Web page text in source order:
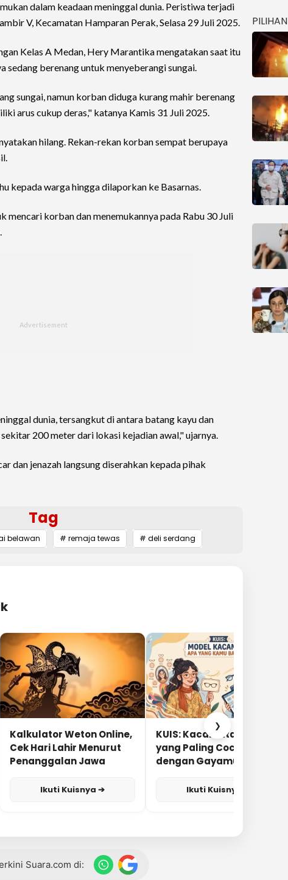
dalam keadaan meninggal dunia. Peristiwa terjadi
V, Kecamatan Hamparan Perak, Selasa 29 Juli 2025.
Kelas A Medan, Hery Marantika mengatakan saat itu
sedang berenang untuk menyeberangi sungai.
sungai, namun korban diduga kurang mahir berenang
arus cukup deras," katanya Kamis 31 Juli 2025.
hilang. Rekan-rekan korban sempat berupaya
kepada warga hingga dilaporkan ke Basarnas.
mencari korban dan menemukannya pada Rabu 30 Juli
dunia, tersangkut di antara batang kayu dan
200 meter dari lokasi kejadian awal," ujarnya.
dan jenazah langsung diserahkan kepada pihak
Tag
belawan # remaja tewas # deli serdang
Kalkulator Weton Online,
Cek Hari Lahir Menurut
Penanggalan Jawa
Ikuti Kuisnya ➔
KUIS: Kacamata Apa
yang Paling Cocok
dengan Gayamu?
Ikuti Kuisnya ➔
❯
Suara.com di:
PILIHAN